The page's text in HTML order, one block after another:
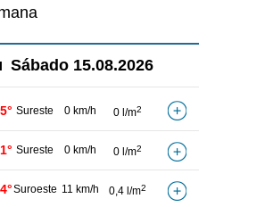
Sábado 15.08.2026
Sureste 0 km/h 0 l/m2
Sureste 0 km/h 0 l/m2
Suroeste 11 km/h 0,4 l/m2